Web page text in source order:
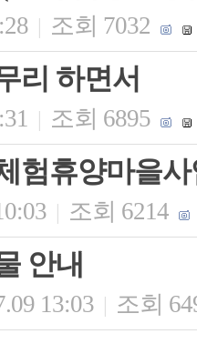
| 조회 7032
리 하면서
| 조회 6895
험휴양마을
| 조회 6214
안내
13:03 | 조회